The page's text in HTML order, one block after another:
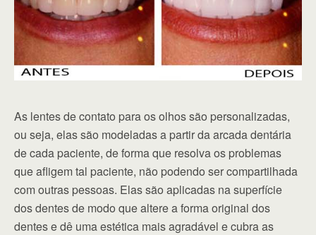
As lentes de contato para os olhos são personalizadas,
ou seja, elas são modeladas a partir da arcada dentária
de cada paciente, de forma que resolva os problemas
que afligem tal paciente, não podendo ser compartilhada
com outras pessoas. Elas são aplicadas na superfície
dos dentes de modo que altere a forma original dos
dentes e dê uma estética mais agradável e cubra as